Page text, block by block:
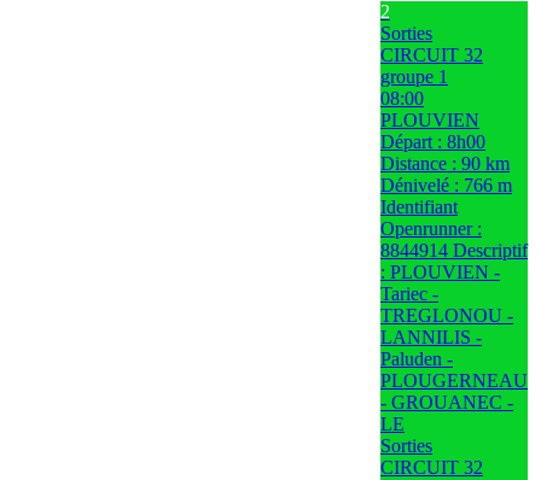
2
Sorties
CIRCUIT 32
groupe 1
08:00
PLOUVIEN
Départ : 8h00
Distance : 90 km
Dénivelé : 766 m
Identifiant
Openrunner :
8844914 Descriptif
: PLOUVIEN -
Tariec -
TREGLONOU -
LANNILIS -
Paluden -
PLOUGERNEAU
- GROUANEC -
LE
Sorties
CIRCUIT 32